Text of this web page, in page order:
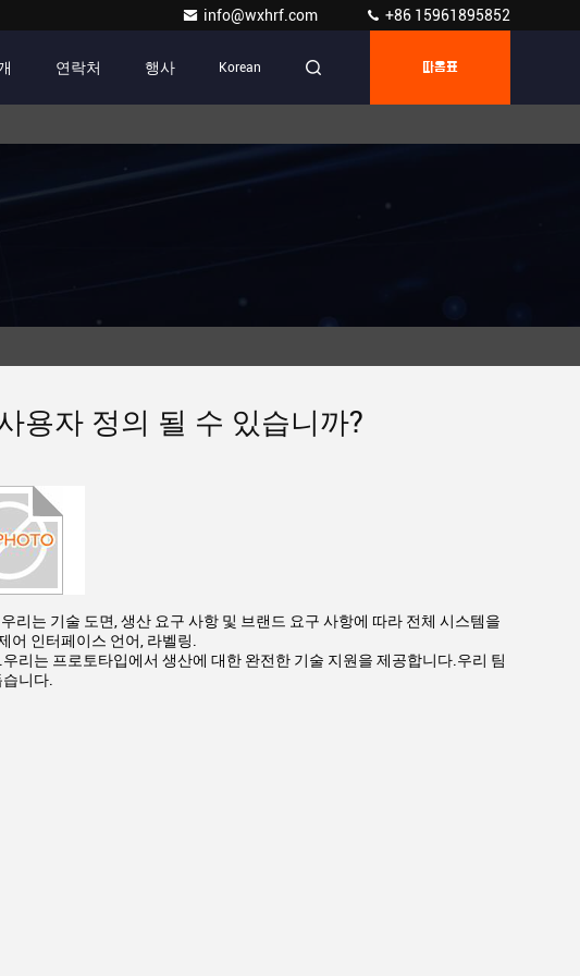
info@wxhrf.com +86 15961895852
연락처 행사 Korean 따옴표
용자 정의 될 수 있습니까?
리는 기술 도면, 생산 요구 사항 및 브랜드 요구 사항에 따라 전체 시스템을
어 인터페이스 언어, 라벨링.
리는 프로토타입에서 생산에 대한 완전한 기술 지원을 제공합니다.우리 팀
니다.